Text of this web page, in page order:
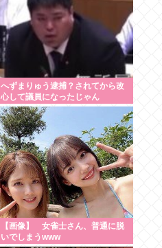
へずまりゅう逮捕？されてから改
心して議員になったじゃん
【画像】 女雀士さん、普通に脱
いでしまうwww